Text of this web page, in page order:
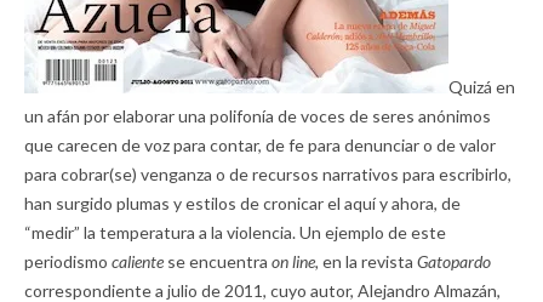
Quizá en
un afán por elaborar una polifonía de voces de seres anónimos
que carecen de voz para contar, de fe para denunciar o de valor
para cobrar(se) venganza o de recursos narrativos para escribirlo,
han surgido plumas y estilos de cronicar el aquí y ahora, de
“medir” la temperatura a la violencia. Un ejemplo de este
periodismo caliente se encuentra on line, en la revista Gatopardo
correspondiente a julio de 2011, cuyo autor, Alejandro Almazán,